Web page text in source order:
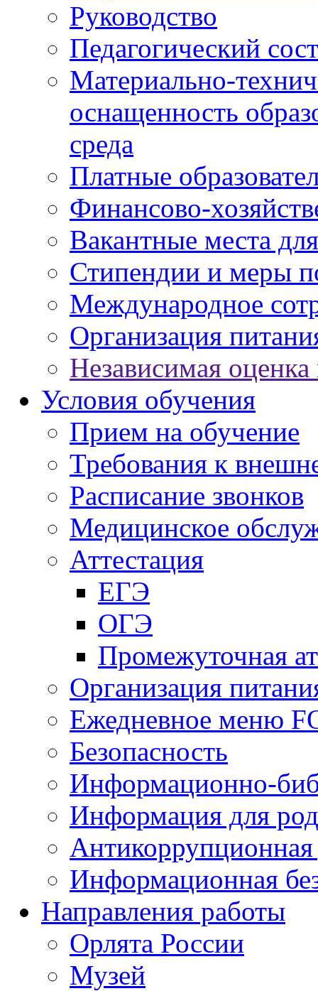
Руководство
Педагогический
Материально-
оснащенность
среда
Платные
Финансово-
Вакантные места
Стипендии и меры
Международное
Организация
Независимая оценка
Условия обучения
Прием на обучение
Требования к
Расписание звонков
Медицинское
Аттестация
ЕГЭ
ОГЭ
Промежуточная
Организация
Ежедневное меню
Безопасность
Информационно-
Информация для
Антикоррупционная
Информационная
Направления работы
Орлята России
Музей